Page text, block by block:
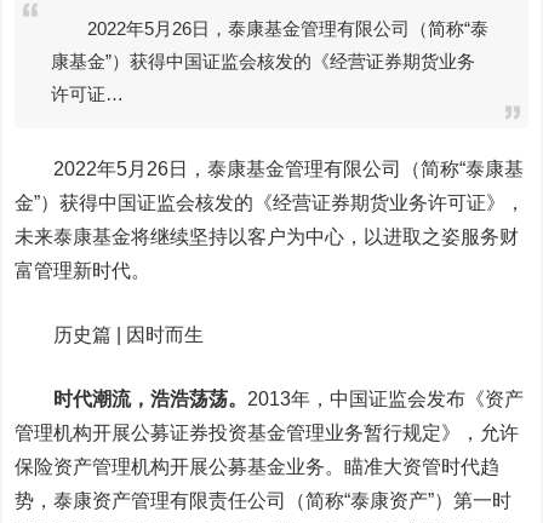
2022年5月26日，泰康基金管理有限公司（简称“泰
康基金”）获得中国证监会核发的《经营证券期货业务
许可证…
2022年5月26日，泰康基金管理有限公司（简称“泰康基
金”）获得中国证监会核发的《经营证券期货业务许可证》，
未来泰康基金将继续坚持以客户为中心，以进取之姿服务财
富管理新时代。
历史篇 | 因时而生
时代潮流，浩浩荡荡。 2013年，中国证监会发布《资产
管理机构开展公募证券投资基金管理业务暂行规定》，允许
保险资产管理机构开展公募基金业务。瞄准大资管时代趋
势，泰康资产管理有限责任公司（简称“泰康资产”）第一时